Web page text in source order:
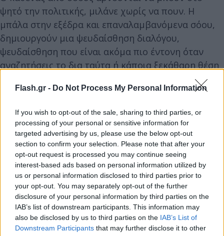
Flash.gr - Do Not Process My Personal Information
If you wish to opt-out of the sale, sharing to third parties, or
processing of your personal or sensitive information for
targeted advertising by us, please use the below opt-out
section to confirm your selection. Please note that after your
opt-out request is processed you may continue seeing
interest-based ads based on personal information utilized by
us or personal information disclosed to third parties prior to
your opt-out. You may separately opt-out of the further
disclosure of your personal information by third parties on the
IAB’s list of downstream participants. This information may
also be disclosed by us to third parties on the IAB’s List of
Downstream Participants that may further disclose it to other
ψητό την πολιτικής, μιλάνε χωρίς να πουν. Η
μπάλα στην εξέδρα και επαναλαμβανόμενα σόου,
δημιουργούν μια ψευδαίσθηση διαλόγου,
ψευδαίσθηση που είναι ακόμα πιο έντονη όταν
αναζητήσεις το δια ταύτα ή κάποια ξεκάθαρη θέση
Όταν η επικοινωνία κρύβει την πολιτική, τελικά
κάνουμε πολιτικά καλλιστεία και ψηφίζεται όποιος
ή όποια αρέσει περισσότερο. Και όσο περισσότερο
αρέσει, τόσο περισσότερο κρύβει αυτά που δεν
αρέσουν και αποφεύγει να εμβαθύνει στην ουσία
της πολιτικής. Το οξύμωρο και ταυτόχρονα αστείο,
είναι ότι μπορεί να κατηγορεί ο ένας τον άλλον για
όσα κάνει, ενώ κάνουν περίπου τα ίδια.